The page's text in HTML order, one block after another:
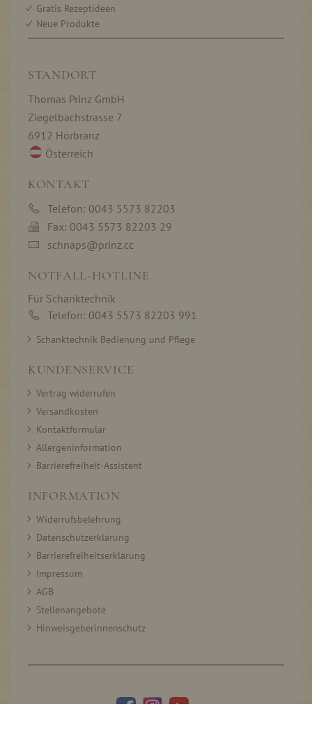
Gratis Rezeptideen
Neue Produkte
STANDORT
Thomas Prinz GmbH
Ziegelbachstrasse 7
6912 Hörbranz
Österreich
KONTAKT
Telefon: 0043 5573 82203
Fax: 0043 5573 82203 29
schnaps@prinz.cc
NOTFALL-HOTLINE
Für Schanktechnik
Telefon: 0043 5573 82203 991
Schanktechnik Bedienung und Pflege
KUNDENSERVICE
Vertrag widerrufen
Versandkosten
Kontaktformular
Allergeninformation
Barrierefreiheit-Assistent
INFORMATION
Widerrufsbelehrung
Datenschutzerklärung
Barrierefreiheitserklärung
Impressum
AGB
Stellenangebote
Hinweisgeberinnenschutz